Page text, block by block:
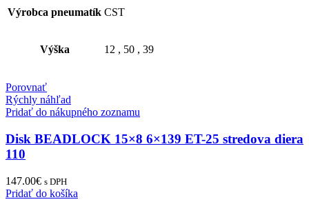
Výrobca pneumatík CST
Výška 12 , 50 , 39
Porovnať
Rýchly náhľad
Pridať do nákupného zoznamu
Disk BEADLOCK 15×8 6×139 ET-25 stredova diera
110
147.00€ s DPH
Pridať do košíka